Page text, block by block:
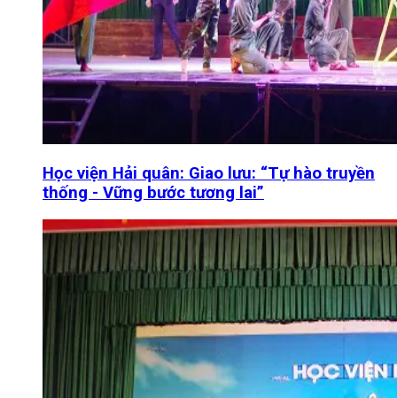
Học viện Hải quân: Giao lưu: “Tự hào truyền
thống - Vững bước tương lai”